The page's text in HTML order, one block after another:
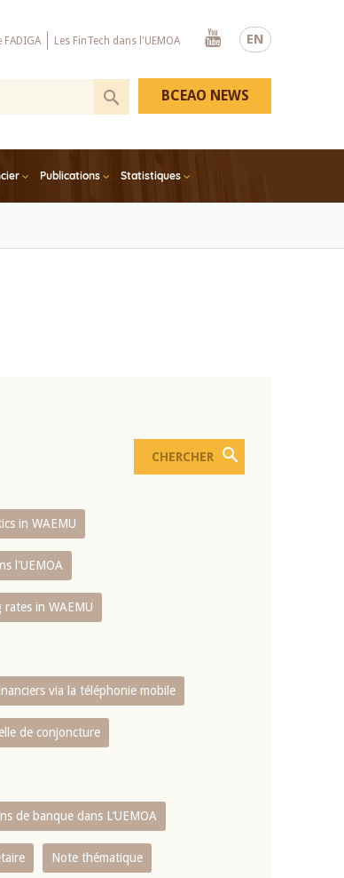
EN
FADIGA Les FinTech dans l'UEMOA
Youtube
Publications Statistiques
BCEAO NEWS
in WAEMU
l'UEMOA
in WAEMU
via la téléphonie mobile
de conjoncture
de banque dans L‘UEMOA
Note thématique